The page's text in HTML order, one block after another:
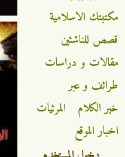
مكتبتك الاسلامية
قصص للناشئين
مقالات و دراسات
طرائف و عبر
خير الكلام
المرئيات
اخبار الموقع